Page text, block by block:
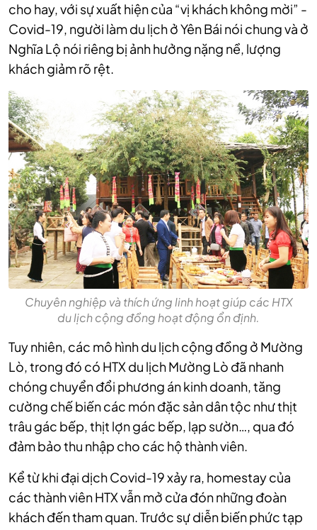
cho hay, với sự xuất hiện của “vị khách không mời” -
Covid-19, người làm du lịch ở Yên Bái nói chung và ở
Nghĩa Lộ nói riêng bị ảnh hưởng nặng nề, lượng
khách giảm rõ rệt.
Chuyên nghiệp và thích ứng linh hoạt giúp các HTX
du lịch cộng đồng hoạt động ổn định.
Tuy nhiên, các mô hình du lịch cộng đồng ở Mường
Lò, trong đó có HTX du lịch Mường Lò đã nhanh
chóng chuyển đổi phương án kinh doanh, tăng
cường chế biến các món đặc sản dân tộc như thịt
trâu gác bếp, thịt lợn gác bếp, lạp sườn…, qua đó
đảm bảo thu nhập cho các hộ thành viên.
Kể từ khi đại dịch Covid-19 xảy ra, homestay của
các thành viên HTX vẫn mở cửa đón những đoàn
khách đến tham quan. Trước sự diễn biến phức tạp